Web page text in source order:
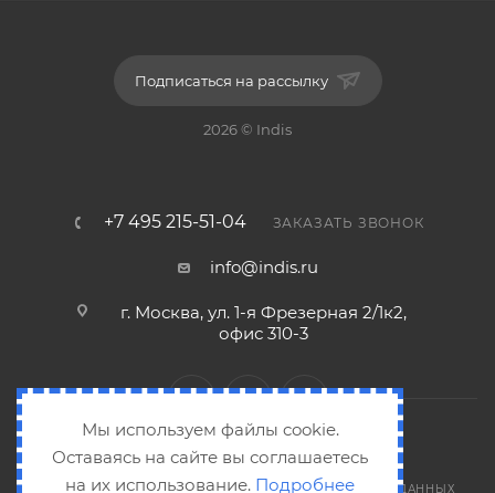
Подписаться на рассылку
2026 © Indis
+7 495 215-51-04 ЗАКАЗАТЬ ЗВОНОК
info@indis.ru
г. Москва, ул. 1-я Фрезерная 2/1к2,
офис 310-3
СОГЛАШЕНИЕ НА ОБРАБОТКУ ПЕРСОНАЛЬНЫХ ДАННЫХ
Мы используем файлы cookie.
Оставаясь на сайте вы соглашаетесь
на их использование. Подробнее